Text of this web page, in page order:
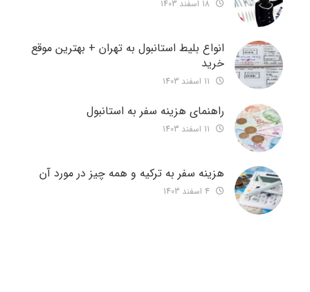
انواع بلیط استانبول به تهران + بهترین موقع
خرید
راهنمای هزینه سفر به استانبول
هزینه سفر به ترکیه و همه چیز در مورد آن